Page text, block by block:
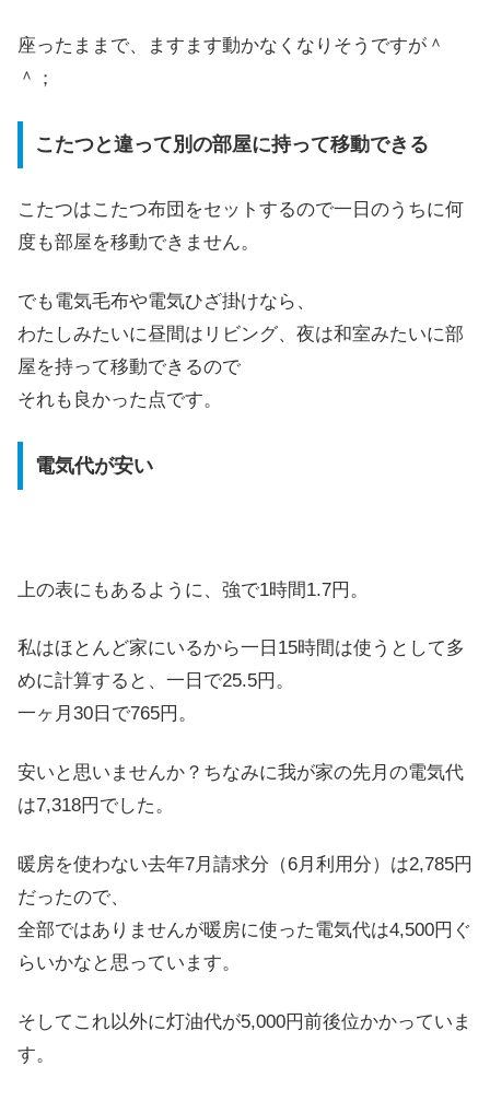
座ったままで、ますます動かなくなりそうですが＾
＾；
こたつと違って別の部屋に持って移動できる
こたつはこたつ布団をセットするので一日のうちに何
度も部屋を移動できません。
でも電気毛布や電気ひざ掛けなら、
わたしみたいに昼間はリビング、夜は和室みたいに部
屋を持って移動できるので
それも良かった点です。
電気代が安い
上の表にもあるように、強で1時間1.7円。
私はほとんど家にいるから一日15時間は使うとして多
めに計算すると、一日で25.5円。
一ヶ月30日で765円。
安いと思いませんか？ちなみに我が家の先月の電気代
は7,318円でした。
暖房を使わない去年7月請求分（6月利用分）は2,785円
だったので、
全部ではありませんが暖房に使った電気代は4,500円ぐ
らいかなと思っています。
そしてこれ以外に灯油代が5,000円前後位かかっていま
す。